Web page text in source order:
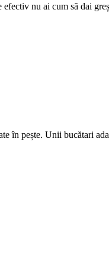
nu ai cum să dai
în pește. Unii bucătari